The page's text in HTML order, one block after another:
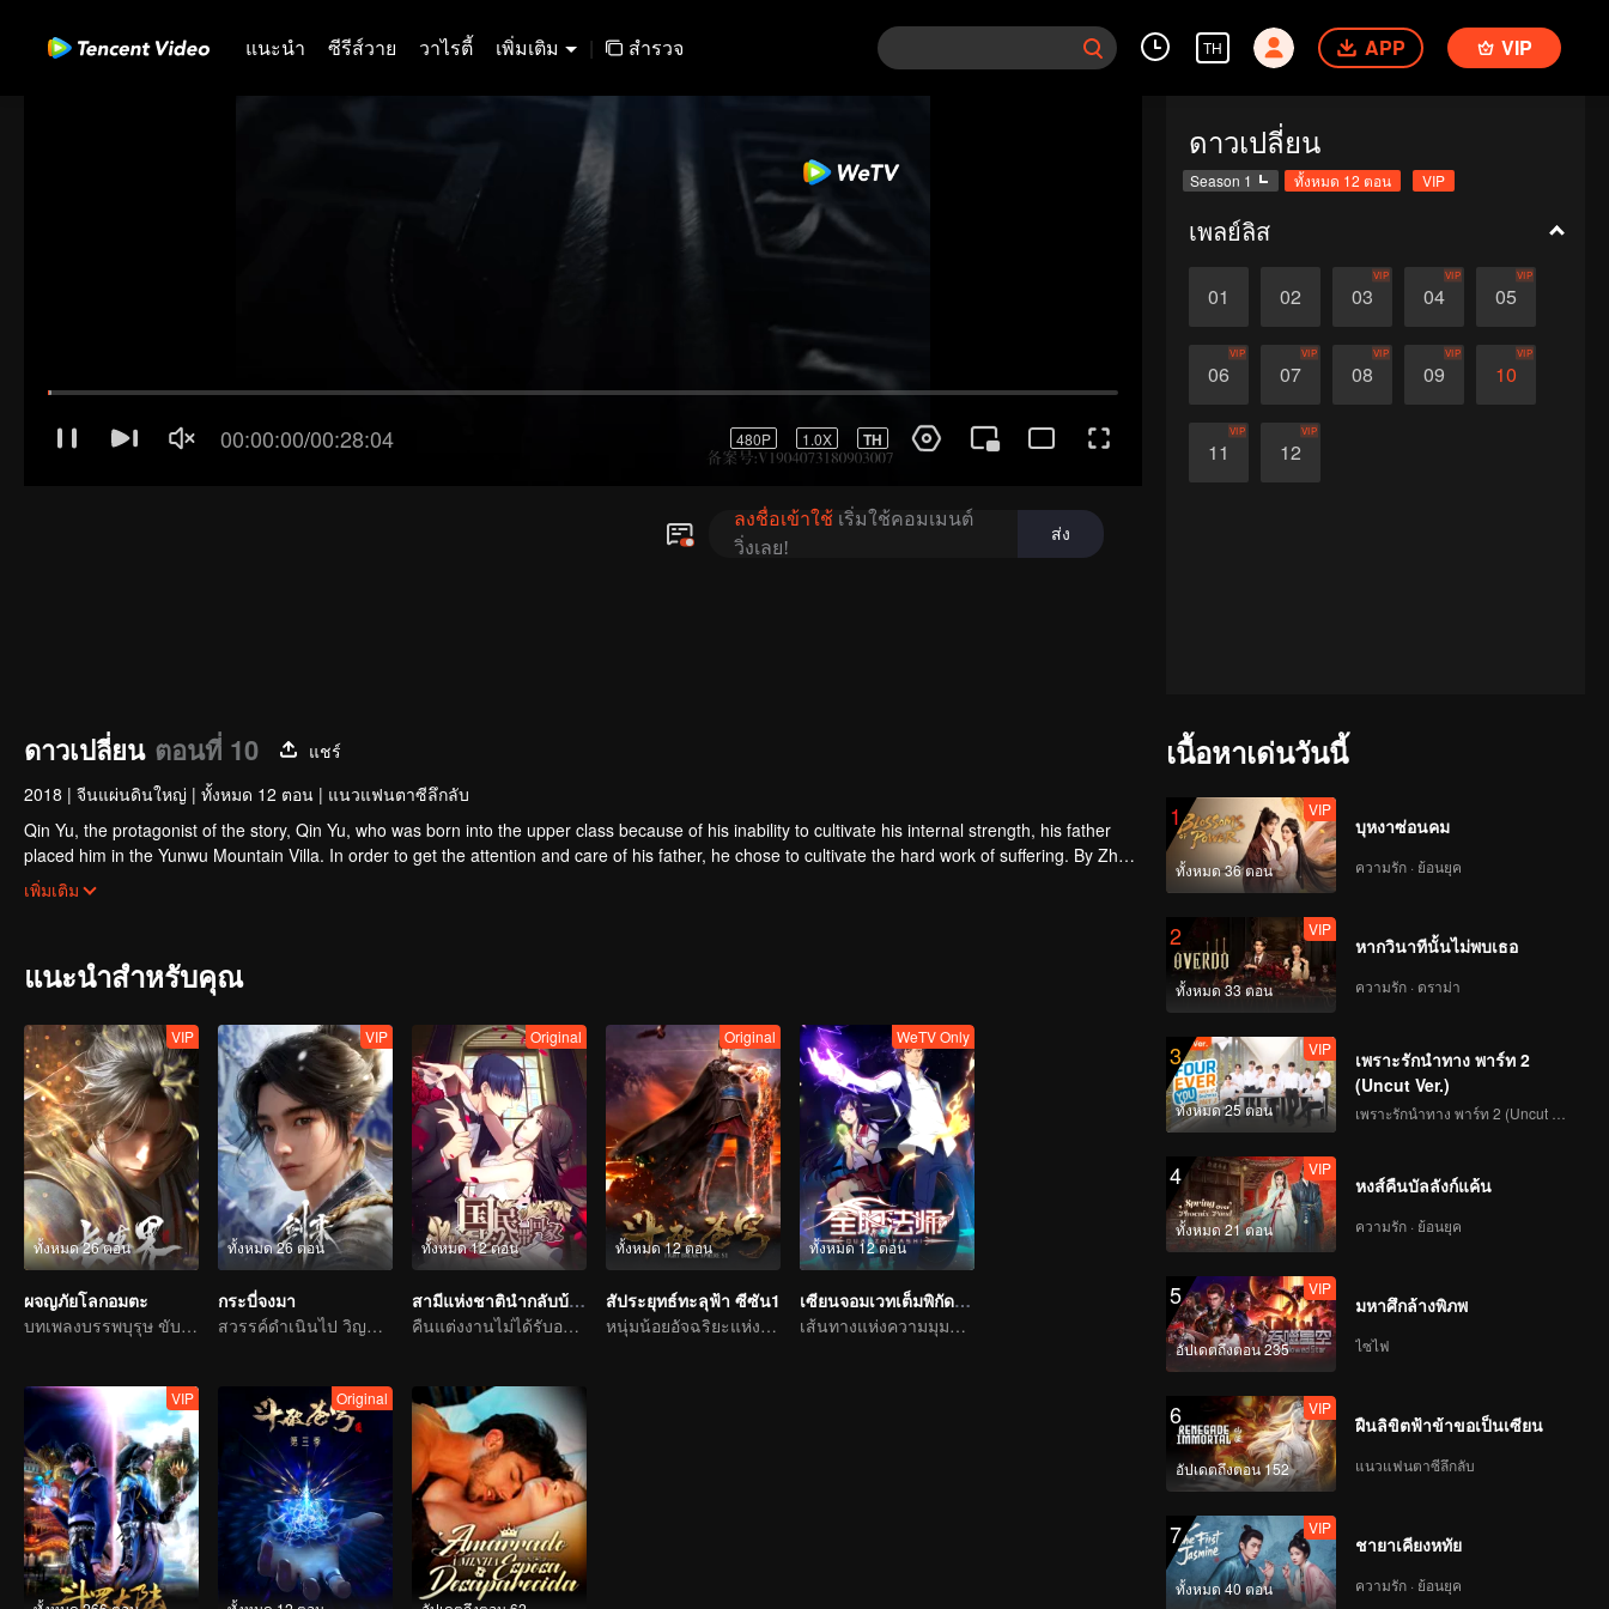
แนะนำ ซีรีส์วาย วาไรตี้ เพิ่มเติม | สำรวจ TH APP VIP
ดาวเปลี่ยน
Season 1 ทั้งหมด 12 ตอน VIP
เพลย์ลิส
01 02 03
VIP
04
VIP
05
VIP
06
VIP
07
VIP
08
VIP
09
VIP
10
VIP
11
VIP
12
VIP
ดาวเปลี่ยน ตอนที่ 10
แชร์
2018 | จีนแผ่นดินใหญ่ | ทั้งหมด 12 ตอน | แนวแฟนตาซีลึกลับ
Qin Yu, the protagonist of the story, Qin Yu, who was born into the upper class because of his inability to cultivate his internal strength, his father
placed him in the Yunwu Mountain Villa. In order to get the attention and care of his father, he chose to cultivate the hard work of suffering. By Zhao
Yunxing as a teacher, he opened a difficult external practice. From the hands of the horse thief, he saved his childhood play with Tieshan and Iron
เพิ่มเติม
แนะนำสำหรับคุณ
ทั้งหมด 26 ตอน
VIP
ผจญภัยโลกอมตะ
บทเพลงบรรพบุรุษ ขับขานด้วยเลือดและน้ำตา
ทั้งหมด 26 ตอน
VIP
กระบี่จงมา
สวรรค์ดำเนินไป วิญญูชนยึดมั่นความมุมานะไม่ท้อถอย
ทั้งหมด 12 ตอน
Original
สามีแห่งชาตินำกลับบ้าน SS1
คืนแต่งงานไม่ได้รับอนุญาต
ทั้งหมด 12 ตอน
Original
สัประยุทธ์ทะลุฟ้า ซีซัน1
หนุ่มน้อยอัจฉริยะแห่งโลกปราณยุทธ
ทั้งหมด 12 ตอน
WeTV Only
เซียนจอมเวทเต็มพิกัด ซีซัน1
เส้นทางแห่งความมุมานะในการฝึกพัฒนาตนเอง
VIP Original
เนื้อหาเด่นวันนี้
1
ทั้งหมด 36 ตอน
VIP
บุหงาซ่อนคม
ความรัก · ย้อนยุค
2
ทั้งหมด 33 ตอน
VIP
หากวินาทีนั้นไม่พบเธอ
ความรัก · ดราม่า
3
ทั้งหมด 25 ตอน
VIP
เพราะรักนำทาง พาร์ท 2
(Uncut Ver.)
4
ทั้งหมด 21 ตอน
VIP
หงส์คืนบัลลังก์แค้น
ความรัก · ย้อนยุค
5
อัปเดตถึงตอน 235
VIP
มหาศึกล้างพิภพ
ไซไฟ
6
อัปเดตถึงตอน 152
VIP
ฝืนลิขิตฟ้าข้าขอเป็นเซียน
แนวแฟนตาซีลึกลับ
7
ทั้งหมด 40 ตอน
VIP
ชายาเคียงหทัย
ความรัก · ย้อนยุค